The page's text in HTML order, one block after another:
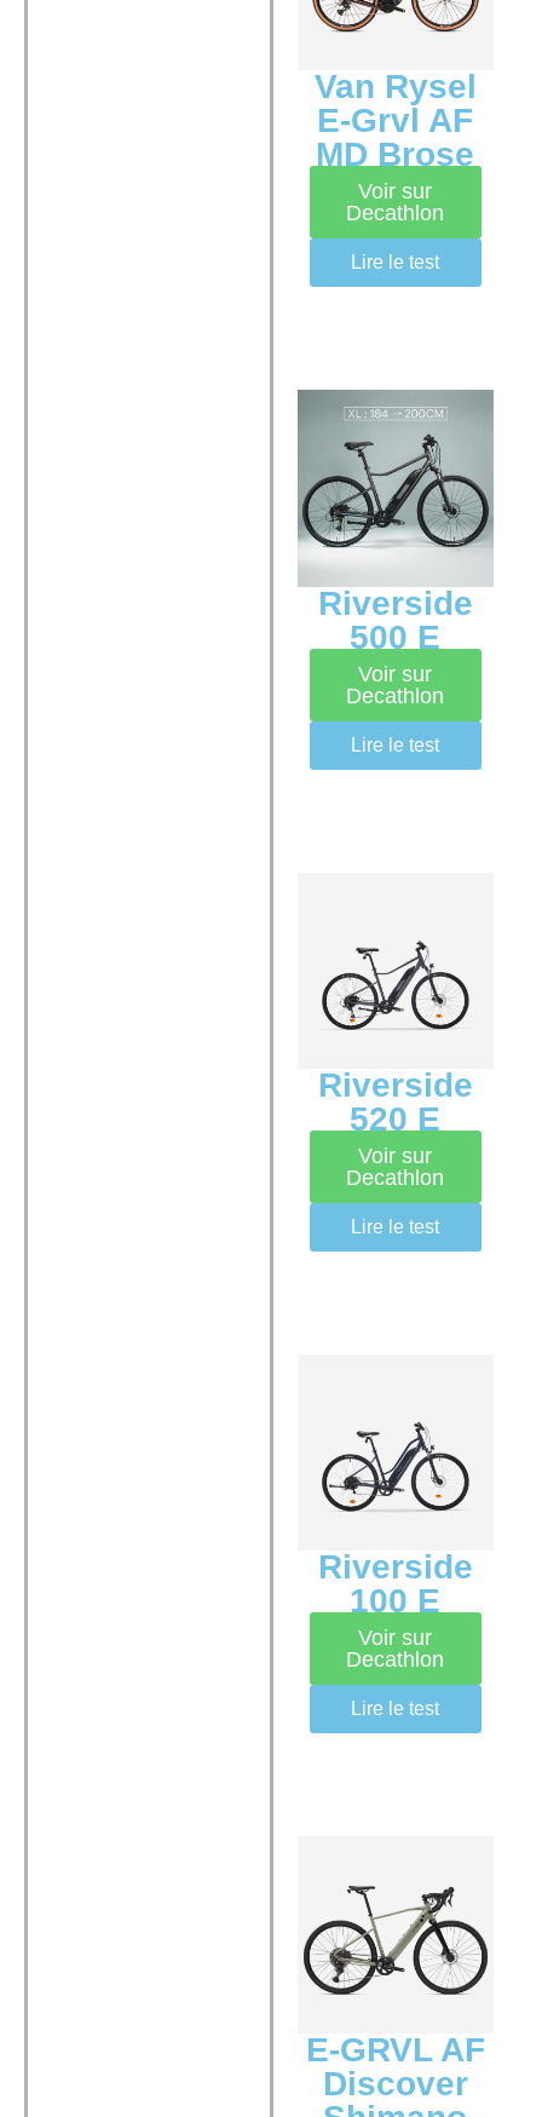
Van Rysel
E-Grvl AF
MD Brose
Voir sur
Decathlon
Lire le test
Riverside
500 E
Voir sur
Decathlon
Lire le test
Riverside
520 E
Voir sur
Decathlon
Lire le test
Riverside
100 E
Voir sur
Decathlon
Lire le test
E-GRVL AF
Discover